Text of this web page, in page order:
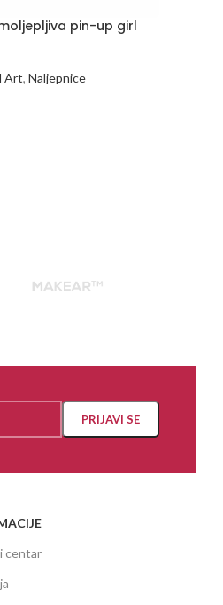
pin-up girl
Art, Naljepnice
centar